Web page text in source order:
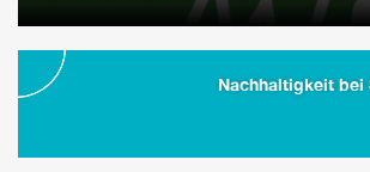
Nachhaltigkeit bei